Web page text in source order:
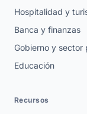
Hospitalidad y
Banca y finanzas
Gobierno y sector
Educación
Recursos